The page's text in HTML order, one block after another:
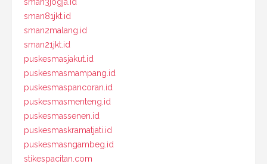
sman81jkt.id
sman2malang.id
sman21jkt.id
puskesmasjakut.id
puskesmasmampang.id
puskesmaspancoran.id
puskesmasmenteng.id
puskesmassenen.id
puskesmaskramatjati.id
puskesmasngambeg.id
stikespacitan.com